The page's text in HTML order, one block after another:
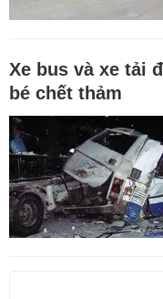
Xe bus và xe tải
bé chết thảm